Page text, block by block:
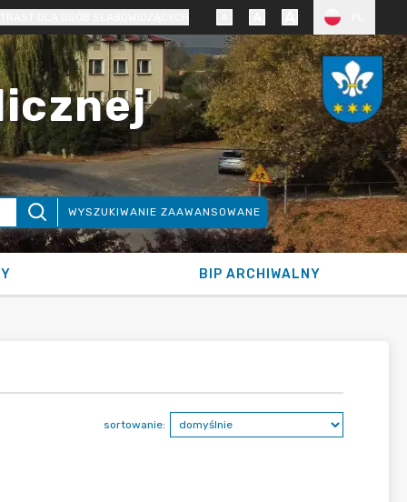
WYSZUKIWANIE ZAAWANSOWANE
BIP ARCHIWALNY
sortowanie: